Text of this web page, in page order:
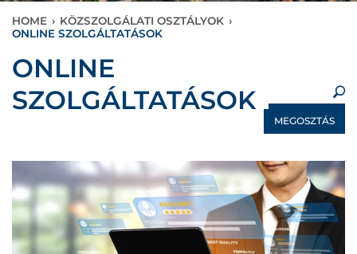
HOME › KÖZSZOLGÁLATI OSZTÁLYOK ›
ONLINE SZOLGÁLTATÁSOK
ONLINE
SZOLGÁLTATÁSOK
MEGOSZTÁS